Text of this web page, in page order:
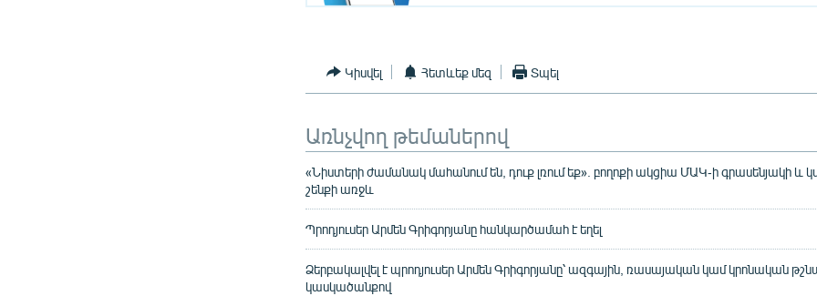
Կիսվել Հետևեք մեզ Տպել
Առնչվող թեմաներով
«Նիստերի ժամանակ մահանում են, դուք լռում եք». բողոքի ակցիա ՄԱԿ-ի գրասենյակի և
շենքի առջև
Պրոդյուսեր Արմեն Գրիգորյանը հանկարծամահ է եղել
Ձերբակալվել է պրոդյուսեր Արմեն Գրիգորյանը՝ ազգային, ռասայական կամ կրոնական
կասկածանքով